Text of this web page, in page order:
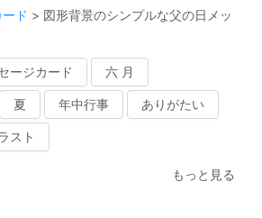
ド > 図形背景のシンプルな父の日メッ
ージカード 六 月
夏 年中行事 ありがたい
スト
もっと見る